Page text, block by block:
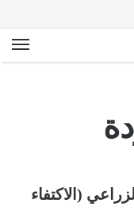
(الاكتفاء